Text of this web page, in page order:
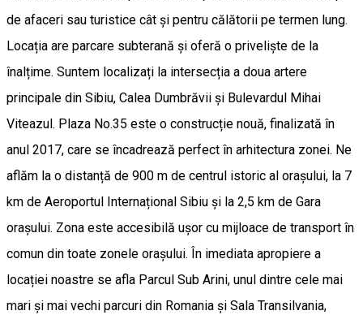
de afaceri sau turistice cât și pentru călătorii pe termen lung.
Locația are parcare subterană și oferă o priveliște de la
înalțime. Suntem localizați la intersecția a doua artere
principale din Sibiu, Calea Dumbrăvii și Bulevardul Mihai
Viteazul. Plaza No.35 este o construcție nouă, finalizată în
anul 2017, care se încadrează perfect în arhitectura zonei. Ne
aflăm la o distanță de 900 m de centrul istoric al orașului, la 7
km de Aeroportul Internațional Sibiu și la 2,5 km de Gara
orașului. Zona este accesibilă ușor cu mijloace de transport în
comun din toate zonele orașului. În imediata apropiere a
locației noastre se afla Parcul Sub Arini, unul dintre cele mai
mari și mai vechi parcuri din Romania și Sala Transilvania,